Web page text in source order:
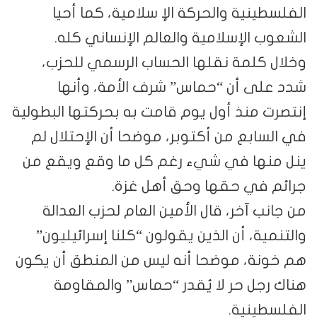
الفلسطينية والحركة الإ سلامية، كما أحيا
الشعوب الإسلامية والعالم الإنساني كله.
وخلال كلمة نقلها الحساب الرسمي للحزب،
شدد على أن “حماس” شرف الأمة، وأنها
إنتصرت منذ أول يوم قامت به بحركتها البطولية
في السابع من أكتوبر، موضحا أن الإحتلال لم
ينل منها في شيء رغم كل ما وقع ويقع من
جرائم في حقها وحق أهل غزة.
من جانب آخر، قال الأمين العام لحزب العدالة
والتنمية، أن الذين يقولون “كلنا إسرائيليون”
هم خونة، موضحا أنه ليس من المنطق أن يكون
هناك رجل حر لا يُقدر “حماس” والمقاومة
الفلسطينية.